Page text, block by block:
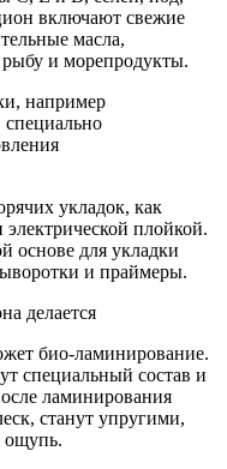
включают свежие
масла,
и морепродукты.
например
укладок, как
плойкой.
основе для укладки
и праймеры.
био-ламинирование.
специальный состав и
ламинирования
станут упругими,
ощупь.